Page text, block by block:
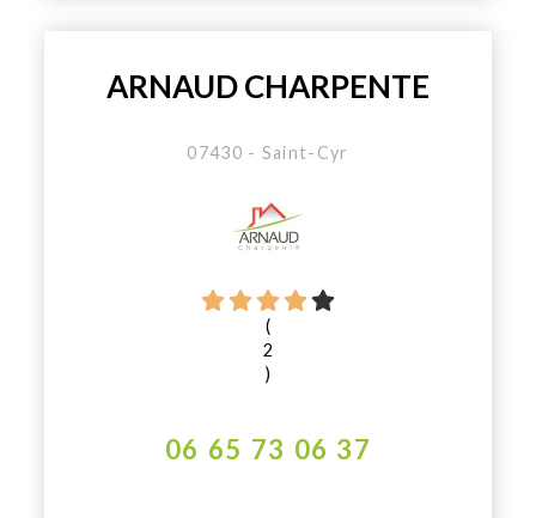
ARNAUD CHARPENTE
07430 - Saint-Cyr
(
2
)
06 65 73 06 37